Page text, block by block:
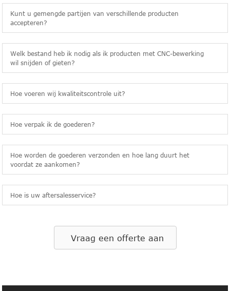
Kunt u gemengde partijen van verschillende producten
accepteren?
Welk bestand heb ik nodig als ik producten met CNC-bewerking
wil snijden of gieten?
Hoe voeren wij kwaliteitscontrole uit?
Hoe verpak ik de goederen?
Hoe worden de goederen verzonden en hoe lang duurt het
voordat ze aankomen?
Hoe is uw aftersalesservice?
Vraag een offerte aan